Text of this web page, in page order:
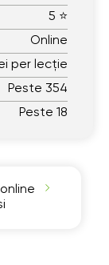
5 ⭐
Online
per lecție
Peste 354
Peste 18